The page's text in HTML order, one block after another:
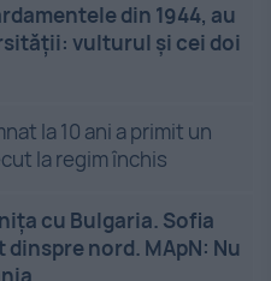
din 1944, au
vulturul și cei doi
la 10 ani a primit un
la regim închis
cu Bulgaria. Sofia
nord. MApN: Nu